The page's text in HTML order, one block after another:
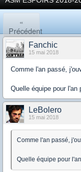
«
Précédent
Fanchic
15 mai 2018
Comme l'an passé,
Quelle équipe pour l'an
LeBolero
15 mai 2018
Comme l'an passé,
Quelle équipe pour